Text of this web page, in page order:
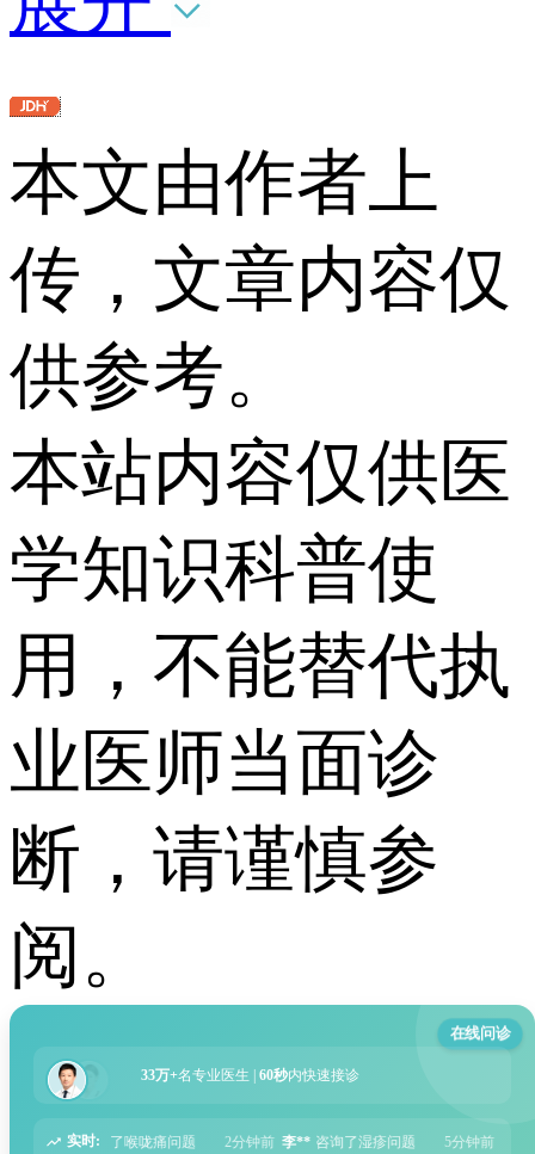
本文由作者上
传，文章内容仅
供参考。
本站内容仅供医
学知识科普使
用，不能替代执
业医师当面诊
断，请谨慎参
阅。
在线问诊
33万+名专业医生 | 60秒内快速接诊
实时:
2分钟前 李** 咨询了湿疹问题 5分钟前 张** 咨询了过敏性鼻炎问题